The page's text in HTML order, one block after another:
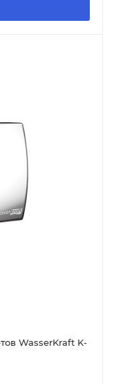
WasserKraft K-